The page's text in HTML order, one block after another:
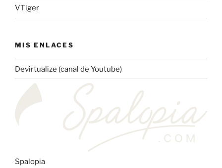
VTiger
MIS ENLACES
Devirtualize (canal de Youtube)
Spalopia